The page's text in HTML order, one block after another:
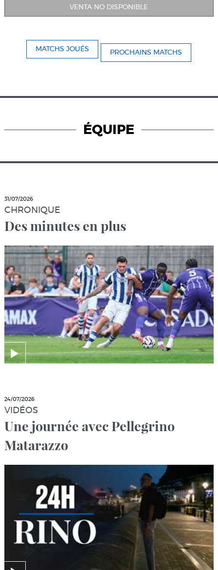
VENTA NO DISPONIBLE
MATCHS JOUÉS
PROCHAINS MATCHS
ÉQUIPE
31/07/2026
CHRONIQUE
Des minutes en plus
24/07/2026
VIDÉOS
Une journée avec Pellegrino
Matarazzo